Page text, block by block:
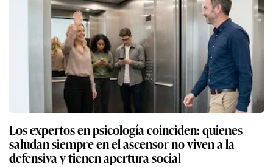
Los expertos en psicología coinciden: quienes
saludan siempre en el ascensor no viven a la
defensiva y tienen apertura social